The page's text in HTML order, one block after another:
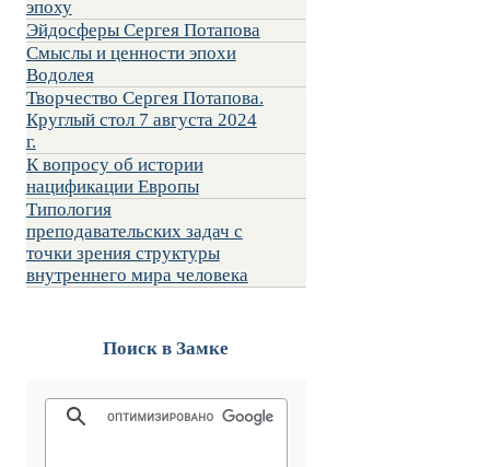
эпоху
Эйдосферы Сергея Потапова
Смыслы и ценности эпохи
Водолея
Творчество Сергея Потапова.
Круглый стол 7 августа 2024
г.
К вопросу об истории
нацификации Европы
Типология
преподавательских задач с
точки зрения структуры
внутреннего мира человека
Поиск в Замке